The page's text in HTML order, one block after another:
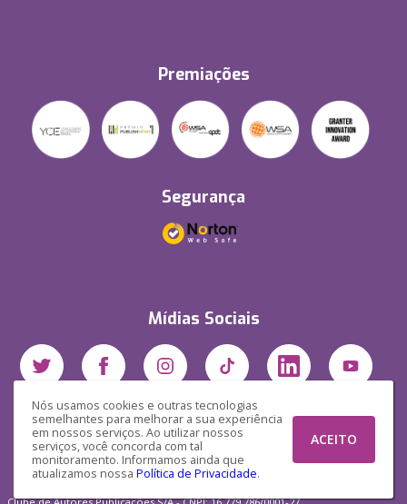
Nós usamos cookies e outras tecnologias
semelhantes para melhorar a sua experiência
em nossos serviços. Ao utilizar nossos
serviços, você concorda com tal
monitoramento. Informamos ainda que
atualizamos nossa Política de Privacidade.
ACEITO
Premiações
Segurança
Mídias Sociais